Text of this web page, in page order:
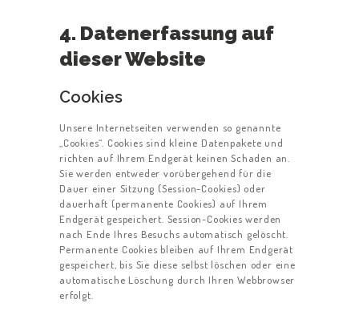
4. Datenerfassung auf
dieser Website
Cookies
Unsere Internetseiten verwenden so genannte
„Cookies“. Cookies sind kleine Datenpakete und
richten auf Ihrem Endgerät keinen Schaden an.
Sie werden entweder vorübergehend für die
Dauer einer Sitzung (Session-Cookies) oder
dauerhaft (permanente Cookies) auf Ihrem
Endgerät gespeichert. Session-Cookies werden
nach Ende Ihres Besuchs automatisch gelöscht.
Permanente Cookies bleiben auf Ihrem Endgerät
gespeichert, bis Sie diese selbst löschen oder eine
automatische Löschung durch Ihren Webbrowser
erfolgt.